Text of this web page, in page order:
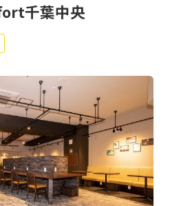
千葉中央